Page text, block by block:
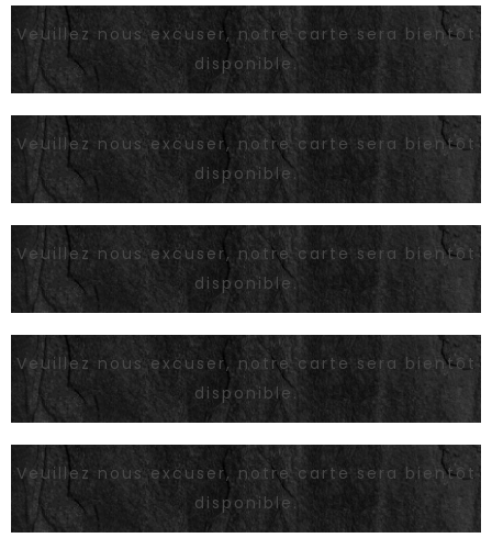
Veuillez nous excuser, notre carte sera bientôt
disponible.
Veuillez nous excuser, notre carte sera bientôt
disponible.
Veuillez nous excuser, notre carte sera bientôt
disponible.
Veuillez nous excuser, notre carte sera bientôt
disponible.
Veuillez nous excuser, notre carte sera bientôt
disponible.